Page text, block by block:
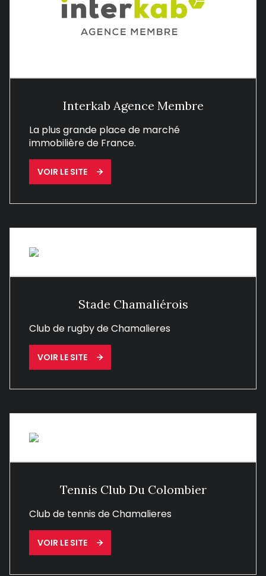
Interkab Agence Membre
La plus grande place de marché
immobilière de France.
VOIR LE SITE
Stade Chamaliérois
Club de rugby de Chamalieres
VOIR LE SITE
Tennis Club Du Colombier
Club de tennis de Chamalieres
VOIR LE SITE